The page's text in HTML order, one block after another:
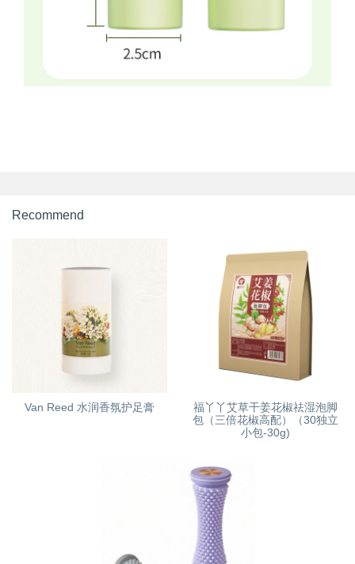
Recommend
Van Reed 水润香氛护足膏
福丫丫艾草干姜花椒祛湿泡脚
包（三倍花椒高配）（30独立
小包-30g)